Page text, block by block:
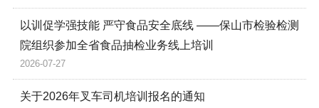
以训促学强技能 严守食品安全底线 ——保山市检验检测
院组织参加全省食品抽检业务线上培训
2026-07-27
关于2026年叉车司机培训报名的通知